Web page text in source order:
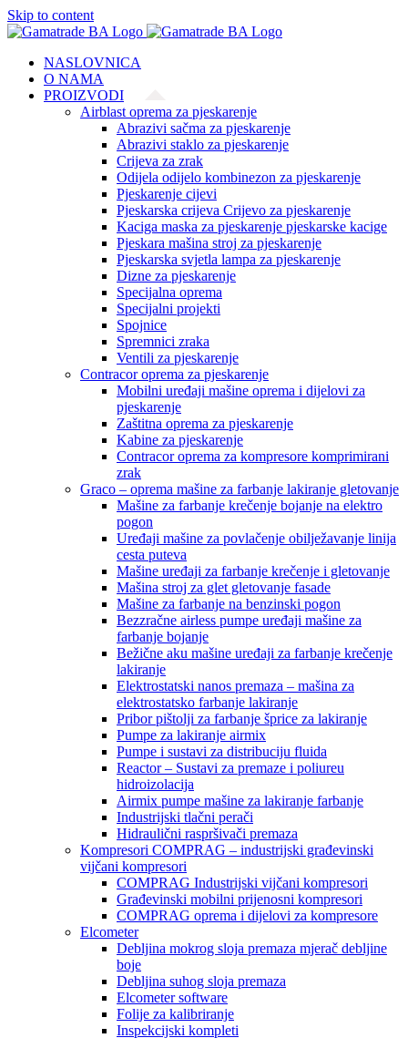
Skip to content
NASLOVNICA
O NAMA
PROIZVODI
Airblast oprema za pjeskarenje
Abrazivi sačma za pjeskarenje
Abrazivi staklo za pjeskarenje
Crijeva za zrak
Odijela odijelo kombinezon za pjeskarenje
Pjeskarenje cijevi
Pjeskarska crijeva Crijevo za pjeskarenje
Kaciga maska za pjeskarenje pjeskarske kacige
Pjeskara mašina stroj za pjeskarenje
Pjeskarska svjetla lampa za pjeskarenje
Dizne za pjeskarenje
Specijalna oprema
Specijalni projekti
Spojnice
Spremnici zraka
Ventili za pjeskarenje
Contracor oprema za pjeskarenje
Mobilni uređaji mašine oprema i dijelovi za
pjeskarenje
Zaštitna oprema za pjeskarenje
Kabine za pjeskarenje
Contracor oprema za kompresore komprimirani
zrak
Graco – oprema mašine za farbanje lakiranje gletovanje
Mašine za farbanje krečenje bojanje na elektro
pogon
Uređaji mašine za povlačenje obilježavanje linija
cesta puteva
Mašine uređaji za farbanje krečenje i gletovanje
Mašina stroj za glet gletovanje fasade
Mašine za farbanje na benzinski pogon
Bezzračne airless pumpe uređaji mašine za
farbanje bojanje
Bežične aku mašine uređaji za farbanje krečenje
lakiranje
Elektrostatski nanos premaza – mašina za
elektrostatsko farbanje lakiranje
Pribor pištolji za farbanje šprice za lakiranje
Pumpe za lakiranje airmix
Pumpe i sustavi za distribuciju fluida
Reactor – Sustavi za premaze i poliureu
hidroizolacija
Airmix pumpe mašine za lakiranje farbanje
Industrijski tlačni perači
Hidraulični raspršivači premaza
Kompresori COMPRAG – industrijski građevinski
vijčani kompresori
COMPRAG Industrijski vijčani kompresori
Građevinski mobilni prijenosni kompresori
COMPRAG oprema i dijelovi za kompresore
Elcometer
Debljina mokrog sloja premaza mjerač debljine
boje
Debljina suhog sloja premaza
Elcometer software
Folije za kalibriranje
Inspekcijski kompleti